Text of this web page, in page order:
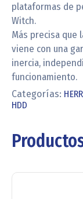
plataformas de
Witch.
Más precisa que
viene con una
inercia,
funcionamiento.
Categorías:
HDD